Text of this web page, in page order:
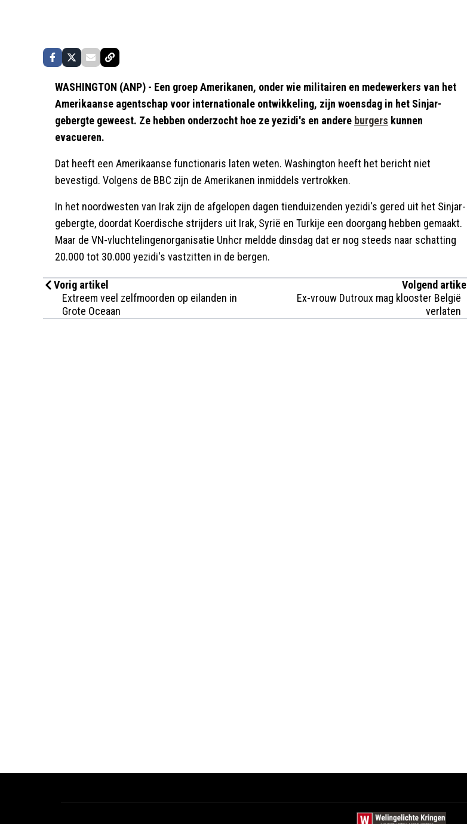
WASHINGTON (ANP) - Een groep Amerikanen, onder wie militairen en medewerkers van het
Amerikaanse agentschap voor internationale ontwikkeling, zijn woensdag in het Sinjar-
gebergte geweest. Ze hebben onderzocht hoe ze yezidi's en andere burgers kunnen
evacueren.
Dat heeft een Amerikaanse functionaris laten weten. Washington heeft het bericht niet
bevestigd. Volgens de BBC zijn de Amerikanen inmiddels vertrokken.
In het noordwesten van Irak zijn de afgelopen dagen tienduizenden yezidi's gered uit het Sinjar-
gebergte, doordat Koerdische strijders uit Irak, Syrië en Turkije een doorgang hebben gemaakt.
Maar de VN-vluchtelingenorganisatie Unhcr meldde dinsdag dat er nog steeds naar schatting
20.000 tot 30.000 yezidi's vastzitten in de bergen.
Vorig artikel
Extreem veel zelfmoorden op eilanden in
Grote Oceaan
Volgend artikel
Ex-vrouw Dutroux mag klooster België
verlaten